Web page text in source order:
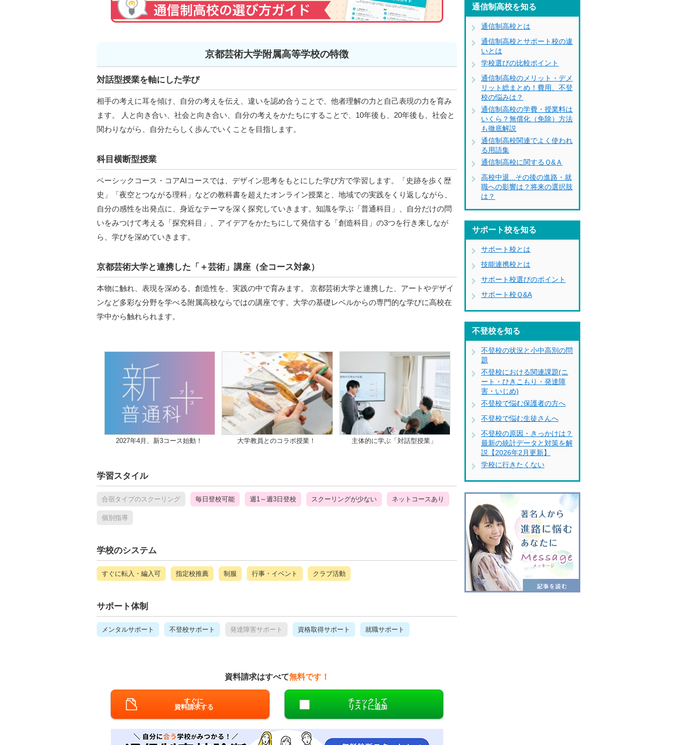
京都芸術大学附属高等学校の特徴
対話型授業を軸にした学び
相手の考えに耳を傾け、自分の考えを伝え、違いを認め合うことで、他者理解の力と自己表現の力を育み
ます。 人と向き合い、社会と向き合い、自分の考えをかたちにすることで、10年後も、20年後も、社会と
関わりながら、自分たらしく歩んでいくことを目指します。
科目横断型授業
ベーシックコース・コアAIコースでは、デザイン思考をもとにした学び方で学習します。「史跡を歩く歴
史」「夜空とつながる理科」などの教科書を超えたオンライン授業と、地域での実践をくり返しながら、
自分の感性を出発点に、身近なテーマを深く探究していきます。知識を学ぶ「普通科目」、自分だけの問
いをみつけて考える「探究科目」、アイデアをかたちにして発信する「創造科目」の3つを行き来しなが
ら、学びを深めていきます。
京都芸術大学と連携した「＋芸術」講座（全コース対象）
本物に触れ、表現を深める。創造性を、実践の中で育みます。 京都芸術大学と連携した、アートやデザイ
ンなど多彩な分野を学べる附属高校ならではの講座です。大学の基礎レベルからの専門的な学びに高校在
学中から触れられます。
2027年4月、新3コース始動！ 大学教員とのコラボ授業！ 主体的に学ぶ「対話型授業」
学習スタイル
合宿タイプのスクーリング 毎日登校可能 週1～週3日登校 スクーリングが少ない ネットコースあり
個別指導
学校のシステム
すぐに転入・編入可 指定校推薦 制服 行事・イベント クラブ活動
サポート体制
メンタルサポート 不登校サポート 発達障害サポート 資格取得サポート 就職サポート
資料請求はすべて無料です！
すぐに
資料請求する
チェックして
リストに追加
通信制高校を知る
通信制高校とは
通信制高校とサポート校の違
いとは
学校選びの比較ポイント
通信制高校のメリット・デメ
リット総まとめ！費用、不登
校の悩みは？
通信制高校の学費・授業料は
いくら？無償化（免除）方法
も徹底解説
通信制高校関連でよく使われ
る用語集
通信制高校に関するＱ&Ａ
高校中退...その後の進路・就
職への影響は？将来の選択肢
は？
サポート校を知る
サポート校とは
技能連携校とは
サポート校選びのポイント
サポート校Ｑ&A
不登校を知る
不登校の状況と小中高別の問
題
不登校における関連課題(ニ
ート・ひきこもり・発達障
害・いじめ)
不登校で悩む保護者の方へ
不登校で悩む生徒さんへ
不登校の原因・きっかけは？
最新の統計データと対策を解
説【2026年2月更新】
学校に行きたくない